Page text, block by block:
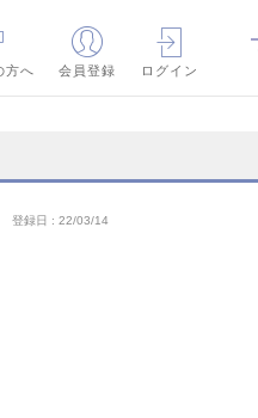
方へ
会員登録 ログイン
登録日 22/03/14